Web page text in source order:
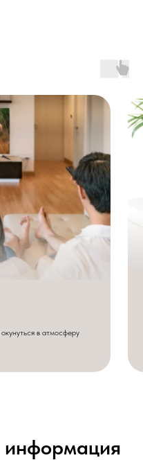
в атмосферу
информация